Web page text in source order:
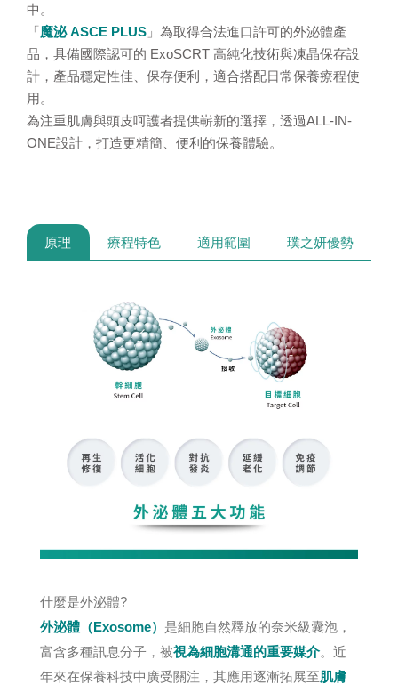
中。
「魔泌 ASCE PLUS 」為取得合法進口許可的外泌體產
品，具備國際認可的 ExoSCRT 高純化技術與凍晶保存設
計，產品穩定性佳、保存便利，適合搭配日常保養療程使
用。
為注重肌膚與頭皮呵護者提供嶄新的選擇，透過ALL-IN-
ONE設計，打造更精簡、便利的保養體驗。
原理 療程特色 適用範圍 璞之妍優勢
什麼是外泌體?
外泌體（Exosome） 是細胞自然釋放的奈米級囊泡，
富含多種訊息分子，被視為細胞溝通的重要媒介。近
年來在保養科技中廣受關注，其應用逐漸拓展至肌膚